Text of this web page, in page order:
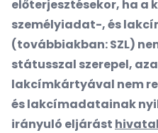
előterjesztésekor, ha a
személyiadat-, és
(továbbiakban: SZL)
státusszal szerepel,
lakcímkártyával nem
és lakcímadatainak
irányuló eljárást